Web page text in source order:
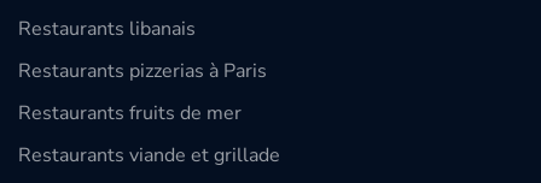
Restaurants libanais
Restaurants pizzerias à Paris
Restaurants fruits de mer
Restaurants viande et grillade